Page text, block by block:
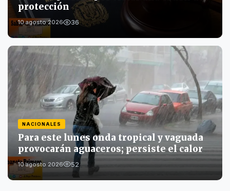
protección
10 agosto 2026 36
NACIONALES
Para este lunes onda tropical y vaguada
provocarán aguaceros; persiste el calor
10 agosto 2026 52